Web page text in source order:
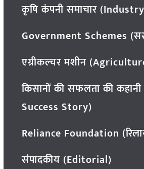
कृषि कंपनी समाचार
Government Schemes
एग्रीकल्चर मशीन
किसानों की सफलता की
Success Story)
Reliance Foundation
संपादकीय (Editorial)